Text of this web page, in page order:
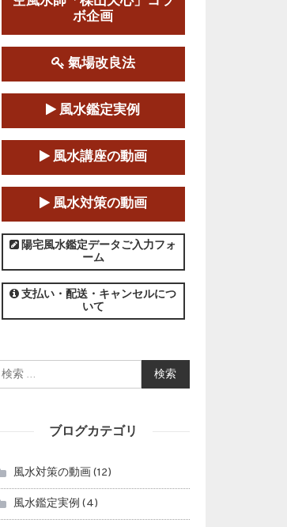
陰宅三元玄空風水講座
2025-06-07～2025-06-08
この講座の募集は終了しました。
第１８期立命塾『実践的易
学講座』
2025-06-21～2025-08-24
この講座の募集は終了しました。
第１８期立命塾「実践的四
柱立命学（四柱推命学）講座」
2025-01-11～2025-05-11
ボ企画
氣場改良法
風水鑑定実例
風水講座の動画
風水対策の動画
陽宅風水鑑定データご入力フォ
ーム
支払い・配送・キャンセルにつ
いて
検索:
ブログカテゴリ
風水対策の動画 (12)
風水鑑定実例 (4)